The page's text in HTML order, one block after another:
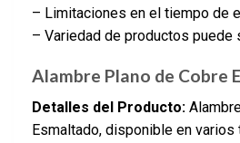
– Limitaciones en el tiempo de
– Variedad de productos puede
Alambre Plano de Cobre
Detalles del Producto:
Esmaltado, disponible en